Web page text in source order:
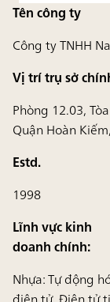
Tên công ty
Công ty TNHH
Vị trí trụ sở
Phòng 12.03,
Quận Hoàn
Estd.
1998
Lĩnh vực kinh
doanh chính:
Nhựa: Tự động